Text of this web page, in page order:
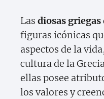
Las diosas
figuras icónicas
aspectos de la
cultura de la
ellas posee
los valores y